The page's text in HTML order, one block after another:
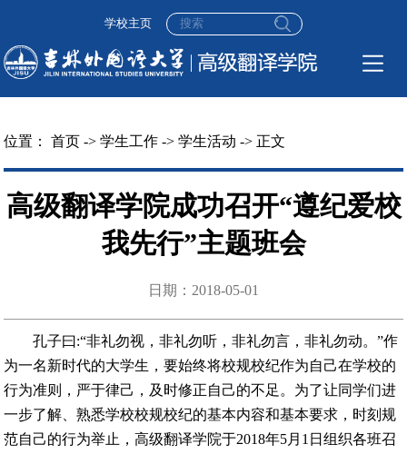
学校主页
位置：首页 ->学生工作 ->学生活动 -> 正文
高级翻译学院成功召开“遵纪爱校
我先行”主题班会
日期：2018-05-01
孔子曰:“非礼勿视，非礼勿听，非礼勿言，非礼勿动。”作
为一名新时代的大学生，要始终将校规校纪作为自己在学校的
行为准则，严于律己，及时修正自己的不足。为了让同学们进
一步了解、熟悉学校校规校纪的基本内容和基本要求，时刻规
范自己的行为举止，高级翻译学院于2018年5月1日组织各班召